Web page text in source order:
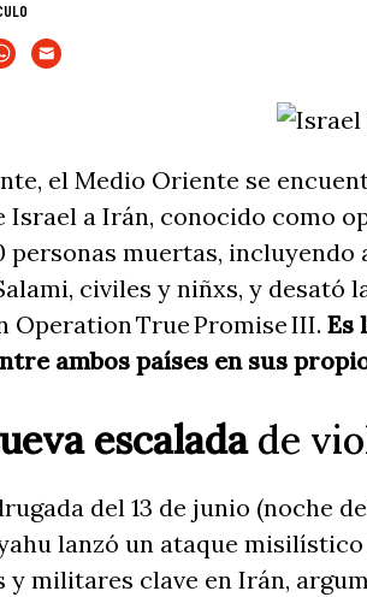
el Medio Oriente se
Israel a Irán, conocido como
personas muertas,
civiles y niñxs, y desató
Operation True Promise III. Es
ambos países en sus
escaladade
del 13 de junio (noche
lanzó un ataque
y militares clave en Irán,